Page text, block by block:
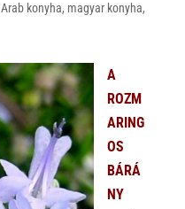
Arab konyha, magyar konyha,
A
ROZM
ARING
OS
BÁRÁ
NY